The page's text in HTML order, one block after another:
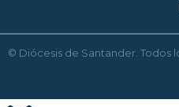
© Diócesis de Santander. Todos